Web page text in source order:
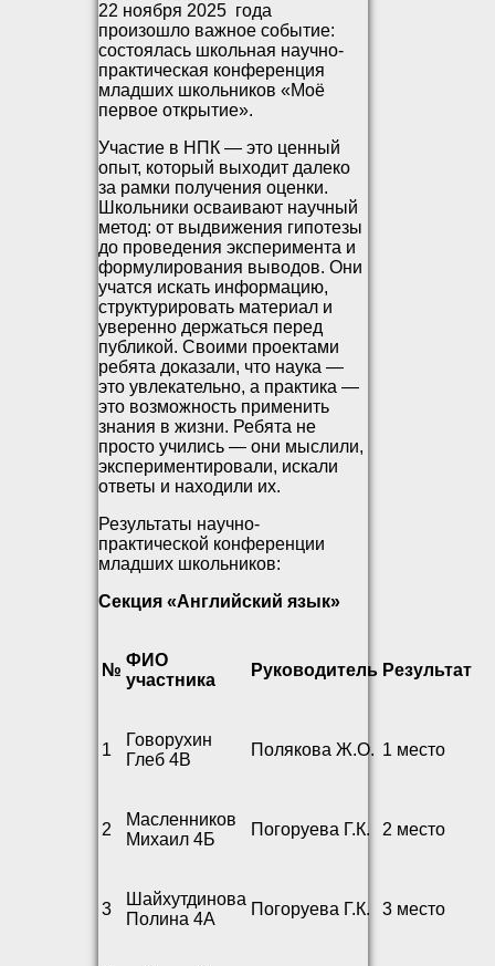
22 ноября 2025 года
произошло важное событие:
состоялась школьная научно-
практическая конференция
младших школьников «Моё
первое открытие».
Участие в НПК — это ценный
опыт, который выходит далеко
за рамки получения оценки.
Школьники осваивают научный
метод: от выдвижения гипотезы
до проведения эксперимента и
формулирования выводов. Они
учатся искать информацию,
структурировать материал и
уверенно держаться перед
публикой. Своими проектами
ребята доказали, что наука —
это увлекательно, а практика —
это возможность применить
знания в жизни. Ребята не
просто учились — они мыслили,
экспериментировали, искали
ответы и находили их.
Результаты научно-
практической конференции
младших школьников:
Секция «Английский язык»
№
ФИО
участника
Руководитель Результат
1
Говорухин
Глеб 4В
Полякова Ж.О. 1 место
2
Масленников
Михаил 4Б
Погоруева Г.К. 2 место
3
Шайхутдинова
Полина 4А
Погоруева Г.К. 3 место